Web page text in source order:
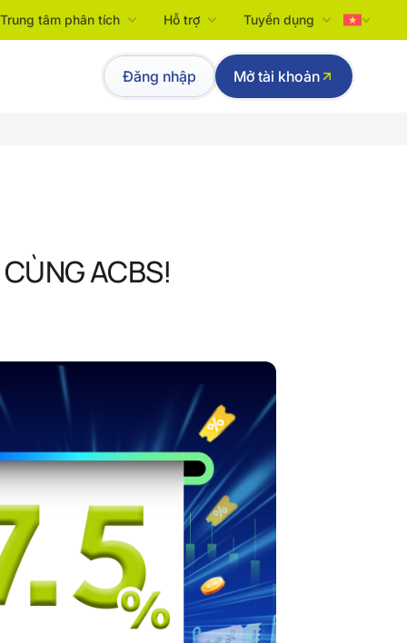
Trung tâm phân tích Hỗ trợ Tuyển dụng
Tiếng Việt
English
Đăng nhập Mở tài khoản
ACBS!